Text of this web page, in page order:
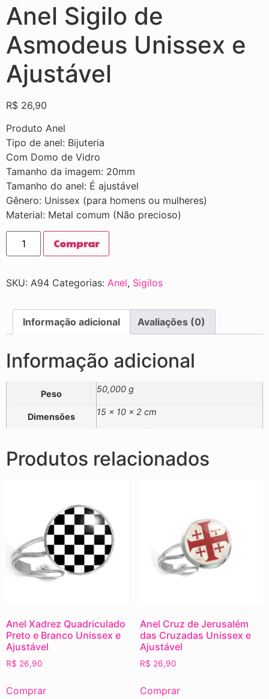
Anel Sigilo de
Asmodeus Unissex e
Ajustável
R$ 26,90
Produto Anel
Tipo de anel: Bijuteria
Com Domo de Vidro
Tamanho da imagem: 20mm
Tamanho do anel: É ajustável
Gênero: Unissex (para homens ou mulheres)
Material: Metal comum (Não precioso)
Comprar
SKU: A94 Categorias: Anel, Sigilos
Informação adicional Avaliações (0)
Informação adicional
Peso 50,000 g
Dimensões 15 × 10 × 2 cm
Produtos relacionados
Anel Xadrez Quadriculado
Preto e Branco Unissex e
Ajustável
R$ 26,90
Comprar
Anel Cruz de Jerusalém
das Cruzadas Unissex e
Ajustável
R$ 26,90
Comprar